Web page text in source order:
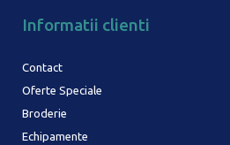
Informatii clienti
Contact
Oferte Speciale
Broderie
Echipamente